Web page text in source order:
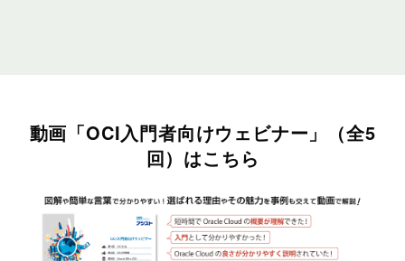
動画「OCI入門者向けウェビナー」（全5
回）はこちら